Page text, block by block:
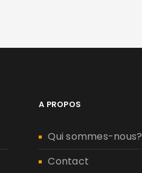
A PROPOS
Qui sommes-nous?
Contact